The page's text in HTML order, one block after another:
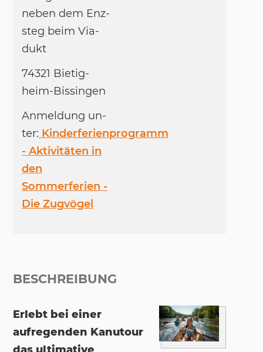
ne­ben dem Enz­
steg beim Via­
dukt
74321 Bie­tig­
heim-Bis­sin­gen
An­mel­dung un­
ter: Kinderferienprogramm
- Aktivitäten in
den
Sommerferien -
Die Zugvögel
BESCHREIBUNG
Erlebt bei einer
aufregenden Kanutour